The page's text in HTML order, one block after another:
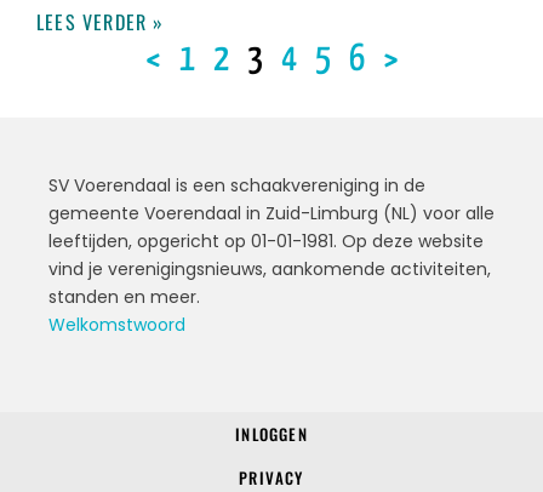
LEES VERDER »
< 1 2 3 4 5 6 >
SV Voerendaal is een schaakvereniging in de
gemeente Voerendaal in Zuid-Limburg (NL) voor alle
leeftijden, opgericht op 01-01-1981. Op deze website
vind je verenigingsnieuws, aankomende activiteiten,
standen en meer.
Welkomstwoord
INLOGGEN
PRIVACY
© 2022 SV Voerendaal